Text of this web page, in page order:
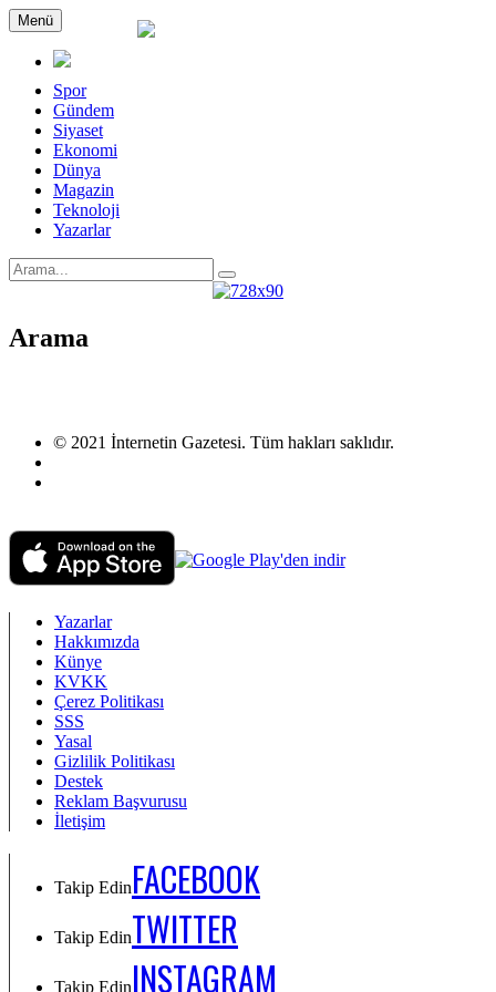
Menü
Spor
Gündem
Siyaset
Ekonomi
Dünya
Magazin
Teknoloji
Yazarlar
Arama
© 2021 İnternetin Gazetesi. Tüm hakları saklıdır.
Yazarlar
Hakkımızda
Künye
KVKK
Çerez Politikası
SSS
Yasal
Gizlilik Politikası
Destek
Reklam Başvurusu
İletişim
Takip EdinFACEBOOK
Takip EdinTWITTER
Takip EdinINSTAGRAM